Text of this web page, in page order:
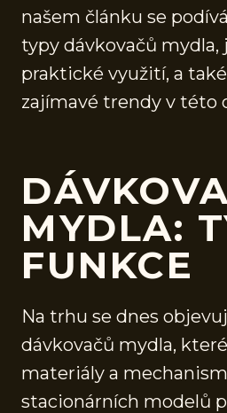
našem článku se
typy dávkovačů mydla,
praktické využití, a
zajímavé trendy v této
MYDLA:
FUNKCE
Na trhu se dnes
dávkovačů mydla,
materiály a
stacionárních modelů